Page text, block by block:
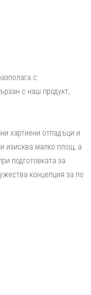
с
с наш продукт,
хартиени отпадъци и
изисква малко площ, а
подготовката за
концепция за по